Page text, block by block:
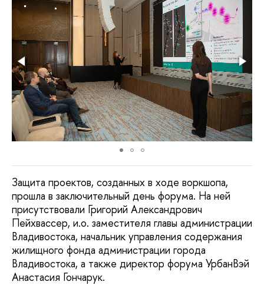
Защита проектов, созданных в ходе воркшопа,
прошла в заключительный день форума. На ней
присутствовали Григорий Александрович
Пейхвассер, и.о. заместителя главы администрации
Владивостока, начальник управления содержания
жилищного фонда администрации города
Владивостока, а также директор форума УрбанВэй
Анастасия Гончарук.